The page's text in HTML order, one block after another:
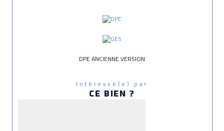
DPE ANCIENNE VERSION
Intéressé(e) par
CE BIEN ?